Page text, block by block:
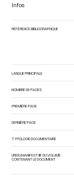
Infos
RÉFÉRENCE BIBLIOGRAPHIQUE
LANGUE PRINCIPALE
NOMBRE DE PAGES
PREMIÈRE PAGE
DERNIÈRE PAGE
TYPOLOGIE DOCUMENTAIRE
URI DU MANIFEST IIIF DU VOLUME
CONTENANT LE DOCUMENT